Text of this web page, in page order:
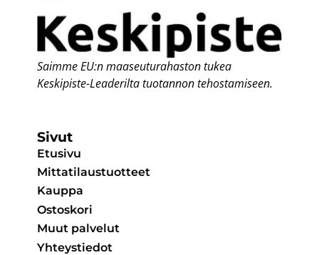
Saimme EU:n maaseuturahastontukea
Keskipiste-Leaderiltatuotannon tehostamiseen.
Sivut
Etusivu
Mittatilaustuotteet
Kauppa
Ostoskori
Muut palvelut
Yhteystiedot